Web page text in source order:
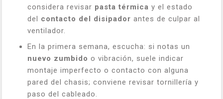
considera revisar pasta térmica y el estado
del contacto del disipador antes de culpar al
ventilador.
En la primera semana, escucha: si notas un
nuevo zumbido o vibración, suele indicar
montaje imperfecto o contacto con alguna
pared del chasis; conviene revisar tornillería y
paso del cableado.